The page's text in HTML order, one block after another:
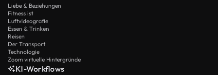
Liebe & Beziehungen
Fitness ist
Luftvideografie
Essen & Trinken
Reisen
Der Transport
Technologie
Zoom virtuelle Hintergründe
KI-Workflows